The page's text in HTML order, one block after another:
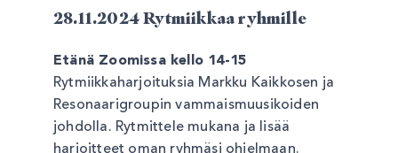
28.11.2024 Rytmiikkaa ryhmille
Etänä Zoomissa kello 14-15
Rytmiikkaharjoituksia Markku Kaikkosen ja
Resonaarigroupin vammaismuusikoiden
johdolla. Rytmittele mukana ja lisää
harjoitteet oman ryhmäsi ohjelmaan.